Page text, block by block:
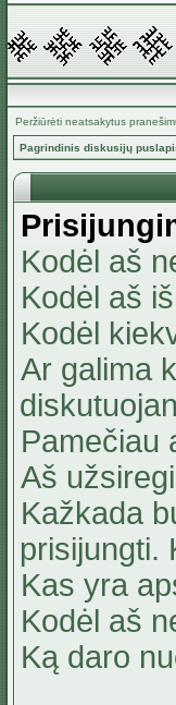
Peržiūrėti neatsakytus
Pagrindinis diskusijų
Kodėl aš
Kodėl aš
Kodėl
Ar galima
Pamečiau
Aš
Kažkada
prisijungti.
Kas yra
Kodėl aš
Ką daro